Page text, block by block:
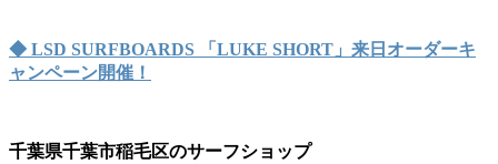
◆ LSD SURFBOARDS 「LUKE SHORT」来日オーダーキ
ャンペーン開催！
千葉県千葉市稲毛区のサーフショップ